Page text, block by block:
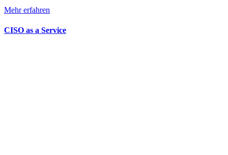
Mehr erfahren
CISO as a Service